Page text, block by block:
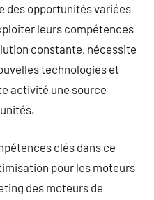
des opportunités variées
leurs compétences
constante, nécessite
technologies et
activité une source
clés dans ce
pour les moteurs
des moteurs de